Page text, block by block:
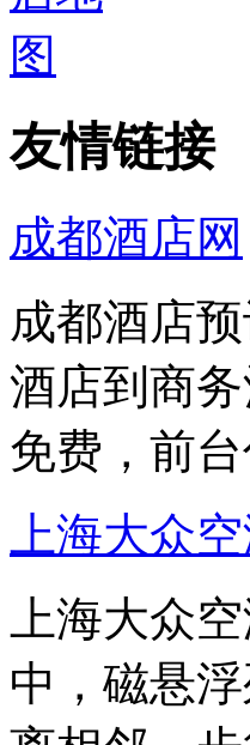
友情链接
成都酒店网
成都酒店
酒店到商
免费，前台
上海大众
上海大众
中，磁悬